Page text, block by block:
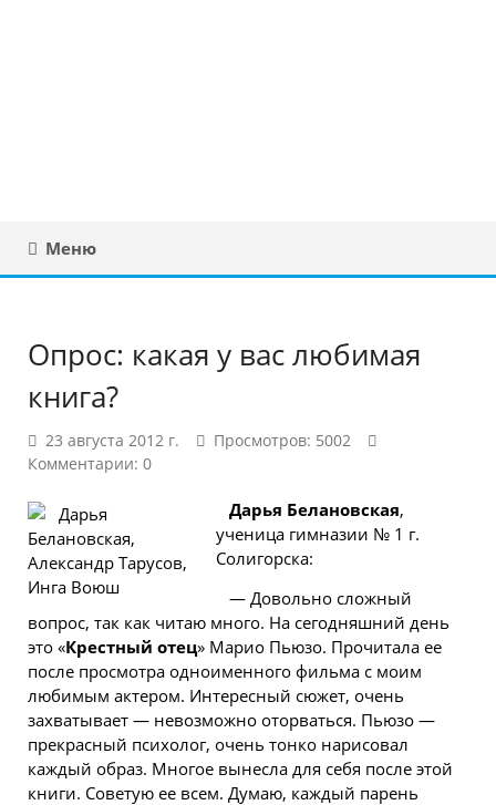
Меню
Опрос: какая у вас любимая
книга?
23 августа 2012 г.
Просмотров: 5002
Комментарии: 0
Дарья Белановская,
ученица гимназии № 1 г.
Солигорска:
— Довольно сложный
вопрос, так как читаю много. На сегодняшний день
это «Крестный отец» Марио Пьюзо. Прочитала ее
после просмотра одноименного фильма с моим
любимым актером. Интересный сюжет, очень
захватывает — невозможно оторваться. Пьюзо —
прекрасный психолог, очень тонко нарисовал
каждый образ. Многое вынесла для себя после этой
книги. Советую ее всем. Думаю, каждый парень